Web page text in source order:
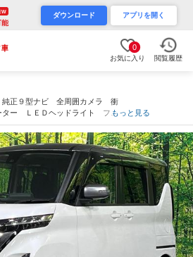
能
ダウンロード アプリを開く
0
お気に入り 閲覧履歴
正９型ナビ 全周囲カメラ 衝
ー ＬＥＤヘッドライト フォ
ホイール オートエアコン オー
キ―（秋田県）
もっと見る